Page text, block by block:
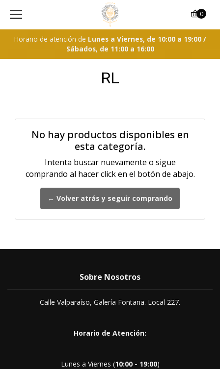
Horario de atención de Lunes a Viernes, de 10:00 a 19:00 /
Sábados, de 11:00 a 16:00
0
RL
No hay productos disponibles en
esta categoría.
Intenta buscar nuevamente o sigue
comprando al hacer click en el botón de abajo.
← Volver atrás y seguir comprando
Sobre Nosotros
Calle Valparaíso, Galería Fontana. Local 227.
Horario de Atención:
Lunes a Viernes (10:00 - 19:00)